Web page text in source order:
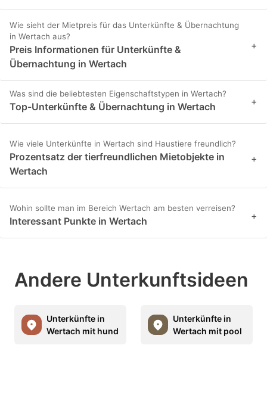
Wie sieht der Mietpreis für das Unterkünfte & Übernachtung
in Wertach aus?
Preis Informationen für Unterkünfte &
Übernachtung in Wertach
+
Was sind die beliebtesten Eigenschaftstypen in Wertach?
Top-Unterkünfte & Übernachtung in Wertach +
Wie viele Unterkünfte in Wertach sind Haustiere freundlich?
Prozentsatz der tierfreundlichen Mietobjekte in
Wertach
+
Wohin sollte man im Bereich Wertach am besten verreisen?
Interessant Punkte in Wertach +
Andere Unterkunftsideen
Unterkünfte in
Wertach mit hund
Unterkünfte in
Wertach mit pool